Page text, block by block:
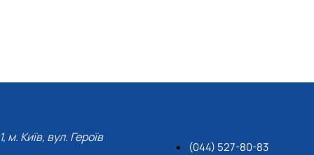
м. Київ, вул. Героїв
(044) 527-80-83